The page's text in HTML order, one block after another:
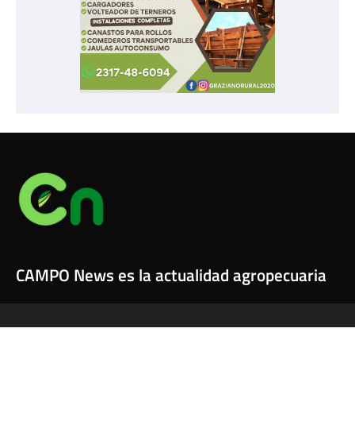
CAMPO News es la actualidad agropecuaria